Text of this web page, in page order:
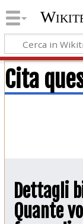
Cita
Dettagli
Quante